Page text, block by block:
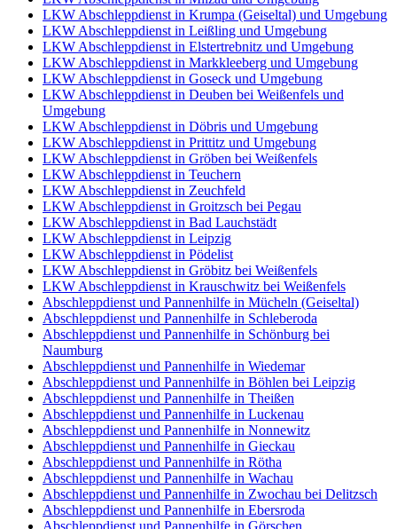
LKW Abschleppdienst in Krumpa (Geiseltal) und Umgebung
LKW Abschleppdienst in Leißling und Umgebung
LKW Abschleppdienst in Elstertrebnitz und Umgebung
LKW Abschleppdienst in Markkleeberg und Umgebung
LKW Abschleppdienst in Goseck und Umgebung
LKW Abschleppdienst in Deuben bei Weißenfels und
Umgebung
LKW Abschleppdienst in Döbris und Umgebung
LKW Abschleppdienst in Prittitz und Umgebung
LKW Abschleppdienst in Gröben bei Weißenfels
LKW Abschleppdienst in Teuchern
LKW Abschleppdienst in Zeuchfeld
LKW Abschleppdienst in Groitzsch bei Pegau
LKW Abschleppdienst in Bad Lauchstädt
LKW Abschleppdienst in Leipzig
LKW Abschleppdienst in Pödelist
LKW Abschleppdienst in Gröbitz bei Weißenfels
LKW Abschleppdienst in Krauschwitz bei Weißenfels
Abschleppdienst und Pannenhilfe in Mücheln (Geiseltal)
Abschleppdienst und Pannenhilfe in Schleberoda
Abschleppdienst und Pannenhilfe in Schönburg bei
Naumburg
Abschleppdienst und Pannenhilfe in Wiedemar
Abschleppdienst und Pannenhilfe in Böhlen bei Leipzig
Abschleppdienst und Pannenhilfe in Theißen
Abschleppdienst und Pannenhilfe in Luckenau
Abschleppdienst und Pannenhilfe in Nonnewitz
Abschleppdienst und Pannenhilfe in Gieckau
Abschleppdienst und Pannenhilfe in Rötha
Abschleppdienst und Pannenhilfe in Wachau
Abschleppdienst und Pannenhilfe in Zwochau bei Delitzsch
Abschleppdienst und Pannenhilfe in Ebersroda
Abschleppdienst und Pannenhilfe in Görschen